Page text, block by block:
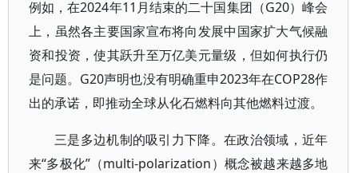
例如，在2024年11月结束的二十国集团（G20）峰会
上，虽然各主要国家宣布将向发展中国家扩大气候融
资和投资，使其跃升至万亿美元量级，但如何执行仍
是问题。G20声明也没有明确重申2023年在COP28作
出的承诺，即推动全球从化石燃料向其他燃料过渡。
三是多边机制的吸引力下降。在政治领域，近年
来“多极化”（multi-polarization）概念被越来越多地